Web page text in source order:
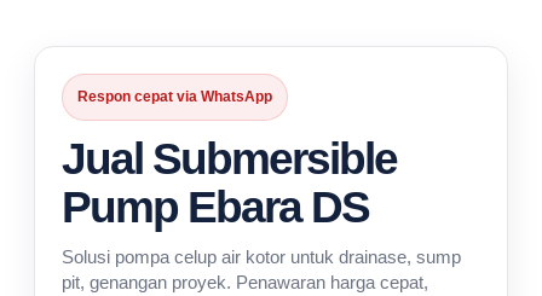
Respon cepat via WhatsApp
Jual Submersible
Pump Ebara DS
Solusi pompa celup air kotor untuk drainase, sump
pit, genangan proyek. Penawaran harga cepat,